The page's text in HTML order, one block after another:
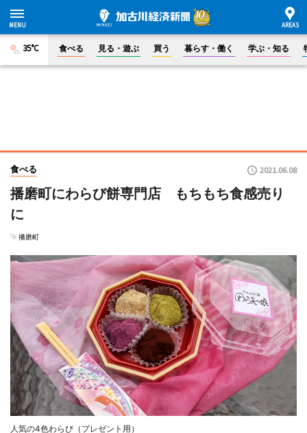
35°C 食べる 見る・遊ぶ 買う 暮らす・働く 学ぶ・知る
食べる 2021.06.08
播磨町にわらび餅専門店 もちもち食感売り
に
播磨町
人気の4色わらび（プレゼント用）